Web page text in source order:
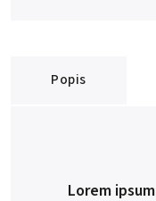
Popis
Lorem ipsum